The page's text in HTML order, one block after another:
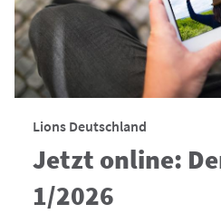
Lions Deutschland
Jetzt online:
1/2026